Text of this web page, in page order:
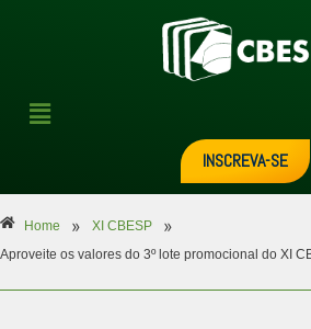
INSCREVA-SE
Home » XI CBESP »
Aproveite os valores do 3º lote promocional do XI